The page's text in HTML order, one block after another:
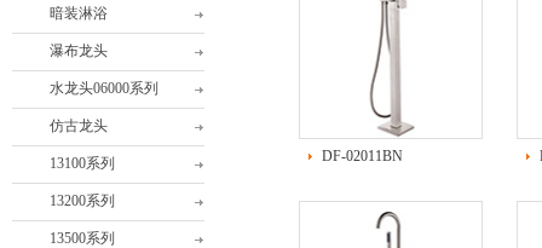
暗装淋浴
瀑布龙头
水龙头06000系列
仿古龙头
13100系列
13200系列
13500系列
DF-02011BN